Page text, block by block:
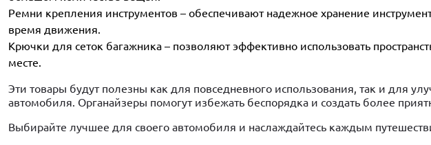
Ремни крепления инструментов – обеспечивают надежное хранение
время движения.
Крючки для сеток багажника – позволяют эффективно использовать
месте.
Эти товары будут полезны как для повседневного использования, так и для
автомобиля. Органайзеры помогут избежать беспорядка и создать более
Выбирайте лучшее для своего автомобиля и наслаждайтесь каждым